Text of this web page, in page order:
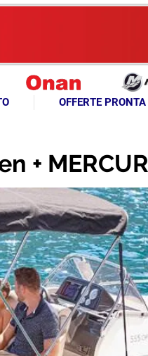
OFFERTE
+